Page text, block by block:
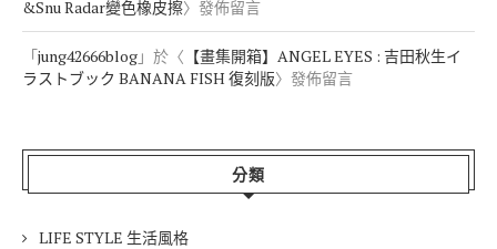
&Snu Radar變色橡皮擦〉發佈留言
「jung42666blog 」於〈 【畫集開箱】ANGEL EYES : 吉田秋生イ
ラストブック BANANA FISH 復刻版〉發佈留言
分類
LIFE STYLE 生活風格